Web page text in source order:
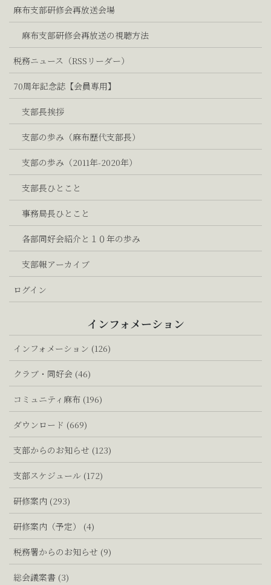
麻布支部研修会再放送会場
麻布支部研修会再放送の視聴方法
税務ニュース（RSSリーダー）
70周年記念誌【会員専用】
支部長挨拶
支部の歩み（麻布歴代支部長）
支部の歩み（2011年-2020年）
支部長ひとこと
事務局長ひとこと
各部同好会紹介と１０年の歩み
支部報アーカイブ
ログイン
インフォメーション
インフォメーション (126)
クラブ・同好会 (46)
コミュニティ麻布 (196)
ダウンロード (669)
支部からのお知らせ (123)
支部スケジュール (172)
研修案内 (293)
研修案内（予定） (4)
税務署からのお知らせ (9)
総会議案書 (3)